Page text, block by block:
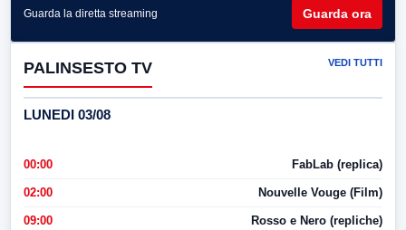
Guarda la diretta streaming Guarda ora
PALINSESTO TV VEDI TUTTI
LUNEDI 03/08
00:00 FabLab (replica)
02:00 Nouvelle Vouge (Film)
09:00 Rosso e Nero (repliche)